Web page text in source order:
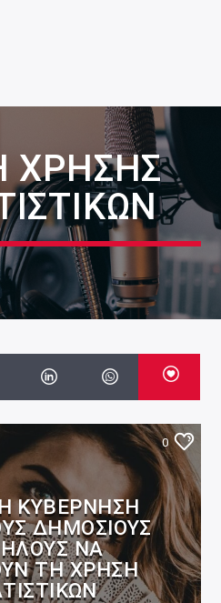
ΧΡΉΣΗΣ
0
Η ΚΥΒΈΡΝΗΣΗ
ΔΗΜΌΣΙΟΥΣ
ΝΑ
ΤΗ ΧΡΉΣΗ